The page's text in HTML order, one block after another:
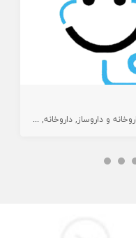
و داروساز داروخانه اجاره